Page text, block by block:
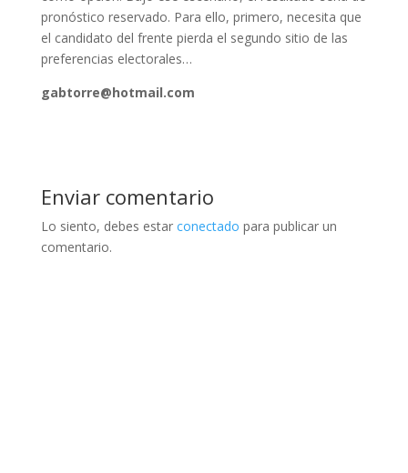
pronóstico reservado. Para ello, primero, necesita que
el candidato del frente pierda el segundo sitio de las
preferencias electorales…
gabtorre@hotmail.com
Enviar comentario
Lo siento, debes estar conectado para publicar un
comentario.